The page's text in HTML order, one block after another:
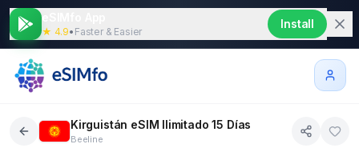
★ 4.9• Faster & Easier
Install
Kirguistán eSIM Ilimitado 15 Días
Beeline